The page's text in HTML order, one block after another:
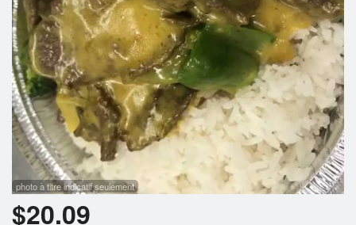
photo à titre indicatif seulement
$20.09